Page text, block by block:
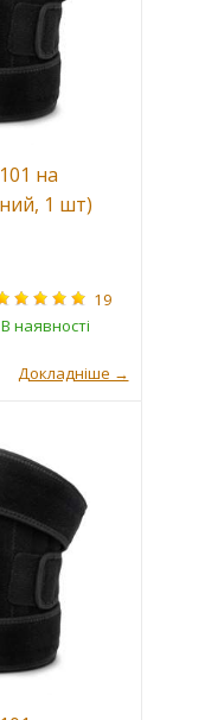
на
1 шт)
19